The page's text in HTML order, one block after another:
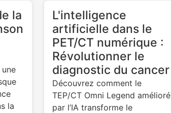
la
la
L'intelligence
artificielle dans le
PET/CT numérique :
Révolutionner le
diagnostic du cancer
Découvrez comment le
TEP/CT Omni Legend amélioré
par l’IA transforme le